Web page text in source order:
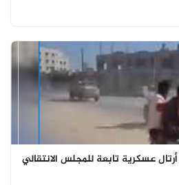
عسكرية تابعة للمجلس الانتقالي